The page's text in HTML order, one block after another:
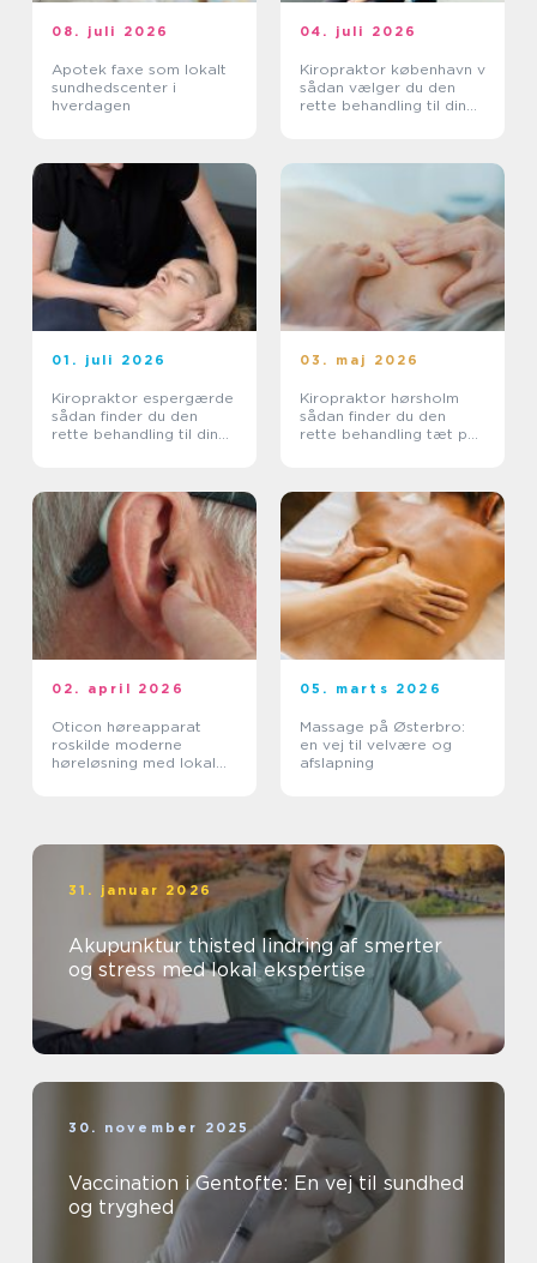
08. juli 2026
Apotek faxe som lokalt
sundhedscenter i
hverdagen
04. juli 2026
Kiropraktor københavn v
sådan vælger du den
rette behandling til dine
01. juli 2026
Kiropraktor espergærde
sådan finder du den
rette behandling til dine
03. maj 2026
Kiropraktor hørsholm
sådan finder du den
rette behandling tæt på
02. april 2026
Oticon høreapparat
roskilde moderne
høreløsning med lokal
05. marts 2026
Massage på Østerbro:
en vej til velvære og
afslapning
31. januar 2026
Akupunktur thisted lindring af smerter
og stress med lokal ekspertise
30. november 2025
Vaccination i Gentofte: En vej til sundhed
og tryghed